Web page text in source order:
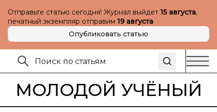
Отправьте статью сегодня! Журнал выйдет 15 августа,
печатный экземпляр отправим 19 августа
Опубликовать статью
МОЛОДОЙ УЧЁНЫЙ